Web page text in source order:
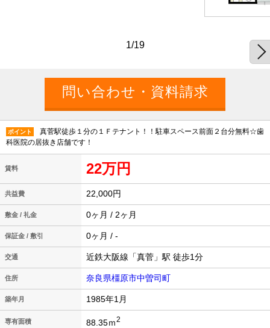
1/19
ポイント
真菅駅徒歩１分の１Ｆテナント！！駐車スペース前面２台分無料☆歯
科医院の居抜き店舗です！
賃料 22万円
共益費 22,000円
敷金 / 礼金 0ヶ月 / 2ヶ月
保証金 / 敷引 0ヶ月 / -
交通 近鉄大阪線「真菅」駅 徒歩1分
住所 奈良県橿原市中曽司町
築年月 1985年1月
専有面積 88.35ｍ2